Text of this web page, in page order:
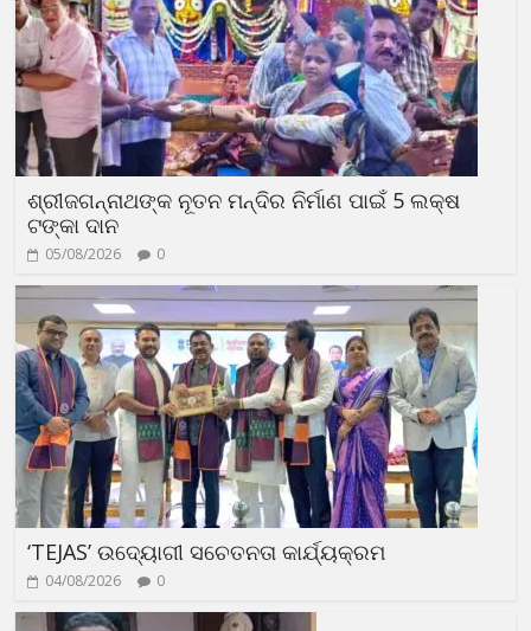
ଶ୍ରୀଜଗନ୍ନାଥଙ୍କ ନୂତନ ମନ୍ଦିର ନିର୍ମାଣ ପାଇଁ 5 ଲକ୍ଷ
ଟଙ୍କା ଦାନ
05/08/2026 0
‘TEJAS’ ଉଦ୍ୟୋଗୀ ସଚେତନତା କାର୍ଯ୍ୟକ୍ରମ
04/08/2026 0